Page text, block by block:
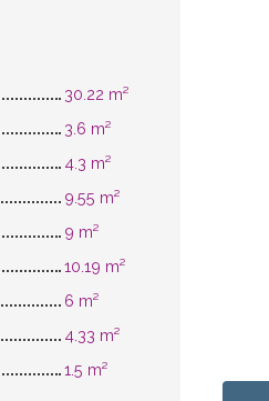
30.22 m²
3.6 m²
4.3 m²
9.55 m²
9 m²
10.19 m²
6 m²
4.33 m²
1.5 m²